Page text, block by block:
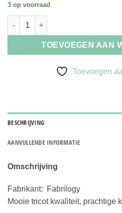
3 op voorraad
Fabrilogy Navy Jersey uni 1000-
TOEVOEGEN AAN
Toevoegen
BESCHRIJVING
AANVULLENDE INFORMATIE
Omschrijving
Fabrikant: Fabrilogy
Mooie tricot kwaliteit, prachtige